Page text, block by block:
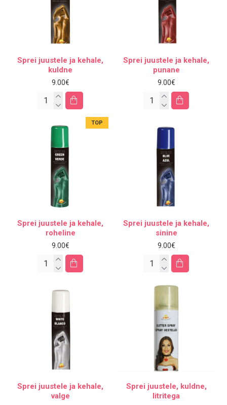
Sprei juustele ja kehale,
kuldne
9.00€
Sprei juustele ja kehale,
punane
9.00€
TOP
Sprei juustele ja kehale,
roheline
9.00€
Sprei juustele ja kehale,
sinine
9.00€
Sprei juustele ja kehale,
valge
Sprei juustele, kuldne,
litritega